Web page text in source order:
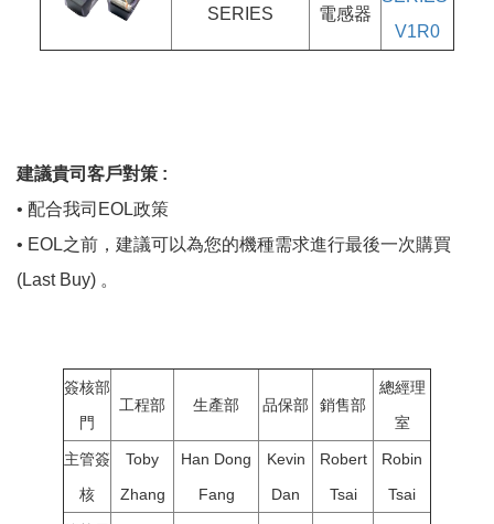
SERIES 電感器
V1R0
建議貴司客戶對策 :
• 配合我司EOL政策
• EOL之前，建議可以為您的機種需求進行最後一次購買
(Last Buy) 。
簽核部
門
工程部 生產部 品保部 銷售部
總經理
室
主管簽
核
Toby
Zhang
Han Dong
Fang
Kevin
Dan
Robert
Tsai
Robin
Tsai